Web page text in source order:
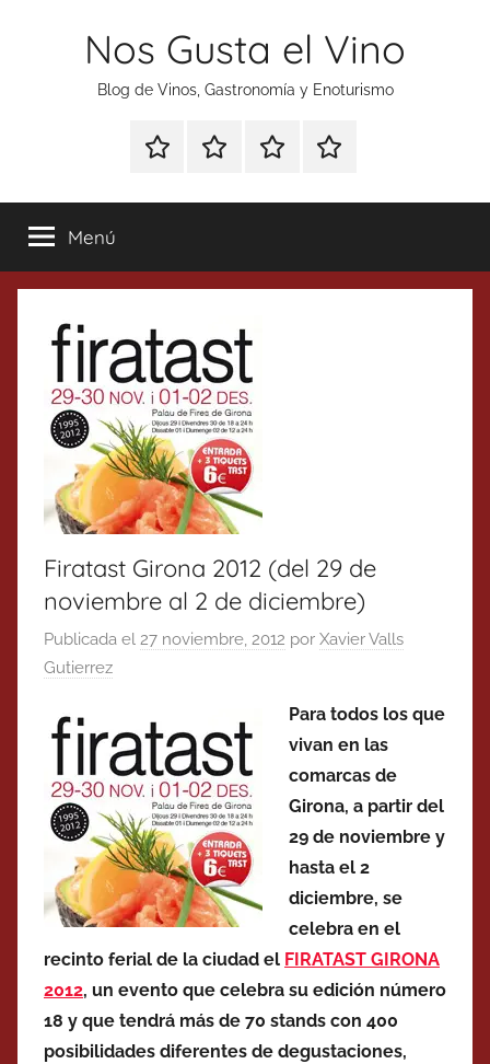
Nos Gusta el Vino
Blog de Vinos, Gastronomía y Enoturismo
Especial
Tonics
Enoturismo
Gastronomía
RankingContacto
Menú
Firatast Girona 2012 (del 29 de
noviembre al 2 de diciembre)
Publicada el 27 noviembre, 2012 por Xavier Valls
Gutierrez
Para todos los que
vivan en las
comarcas de
Girona, a partir del
29 de noviembre y
hasta el 2
diciembre, se
celebra en el
recinto ferial de la ciudad el FIRATAST GIRONA
2012, un evento que celebra su edición número
18 y que tendrá más de 70 stands con 400
posibilidades diferentes de degustaciones,